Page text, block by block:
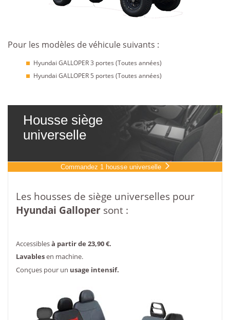
Pour les modèles de véhicule suivants :
Hyundai GALLOPER 3 portes (Toutes années)
Hyundai GALLOPER 5 portes (Toutes années)
Housse siège
universelle
Commandez 1 housse universelle
Les housses de siège universelles pour
Hyundai Galloper sont :
Accessiblesà partir de 23,90 €.
Lavablesen machine.
Conçues pour un usage intensif.